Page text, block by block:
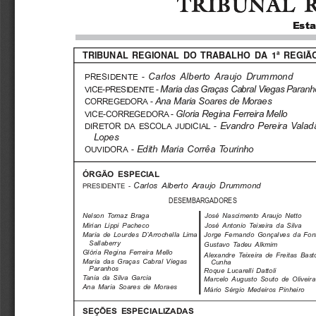
TRIBUNAL
TRIBUNAL
TRIBUNAL  REGIONAL  DO  TRABALHO  DA  1ª
PRESIDENTE - Carlos  Alberto  Araujo  Drummond
VICE-PRESIDENTE - Maria das Graças Cabral Viegas
CORREGEDORA - Ana Maria Soares de Moraes
VICE-CORREGEDORA - Gloria Regina Ferreira Mello
DIRETOR DA ESCOLA JUDICIAL - Evandro  Pereira
Lopes
OUVIDORA - Edith  Maria  Corrêa  Tourinho
ÓRGÃO ESPECIAL
PRESIDENTE - Carlos  Alberto  Araujo  Drummond
DESEMBARGADORES
Nelson  Tomaz  Braga
José  Nascimento  Araujo  Netto
Mirian  Lippi  Pacheco
José  Antonio  Teixeira  da  Silva
Maria  de  Lourdes  D’Arrochella  Lima
Jorge  Fernando  Gonçalves  da
Sallaberry
Gustavo  Tadeu  Alkmim
Glória  Regina  Ferreira  Mello
Alexandre  Teixeira  de  Freitas
Cunha
Maria  das  Graças  Cabral  Viegas
Paranhos
Roque  Lucarelli  Dattoli
Tania  da  Silva  Garcia
Marcelo  Augusto  Souto  de  Oliveira
Ana  Maria  Soares  de  Moraes
Mário  Sérgio  Medeiros  Pinheiro
SEÇÕES ESPECIALIZADAS